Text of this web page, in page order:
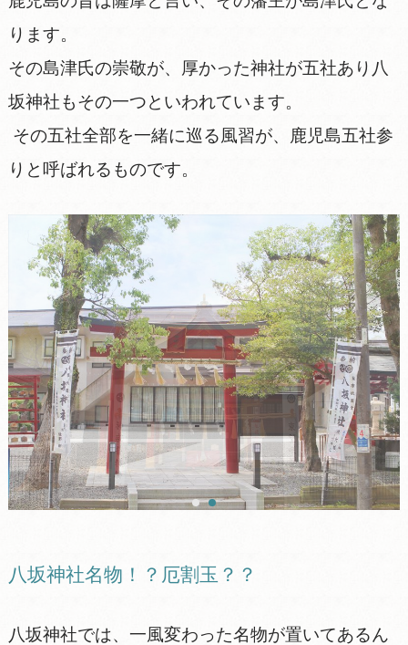
ります。
その島津氏の崇敬が、厚かった神社が五社あり八
坂神社もその一つといわれています。
その五社全部を一緒に巡る風習が、鹿児島五社参
りと呼ばれるものです。
八坂神社名物！？厄割玉？？
八坂神社では、一風変わった名物が置いてあるん